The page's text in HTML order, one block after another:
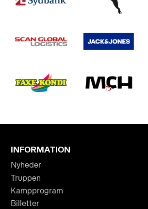
INFORMATION
Nyheder
Truppen
Kampprogram
Billetter